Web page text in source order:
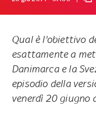
Qual è l'obiettivo
esattamente a
Danimarca e la
episodio della
venerdì 20 giugno